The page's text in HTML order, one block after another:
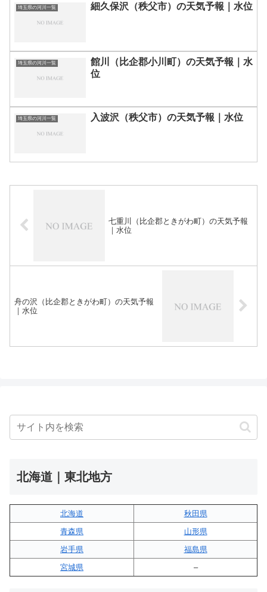
埼玉県の河川一覧 細久保沢（秩父市）の天気予報｜水位
埼玉県の河川一覧
館川（比企郡小川町）の天気予報｜水
位
埼玉県の河川一覧 入波沢（秩父市）の天気予報｜水位
七重川（比企郡ときがわ町）の天気予報
｜水位
舟の沢（比企郡ときがわ町）の天気予報
｜水位
北海道｜東北地方
北海道
秋田県
青森県
山形県
岩手県
福島県
宮城県
–